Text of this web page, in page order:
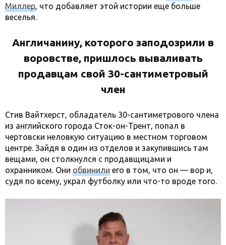
Миллер, что добавляет этой истории еще больше
веселья.
Англичанину, которого заподозрили в
воровстве, пришлось вываливать
продавцам свой 30-сантиметровый
член
Стив Вайтхерст, обладатель 30-сантиметрового члена
из английского города Сток-он-Трент, попал в
чертовски неловкую ситуацию в местном торговом
центре. Зайдя в один из отделов и закупившись там
вещами, он столкнулся с продавщицами и
охранником. Они обвинили его в том, что он — вор и,
судя по всему, украл футболку или что-то вроде того.